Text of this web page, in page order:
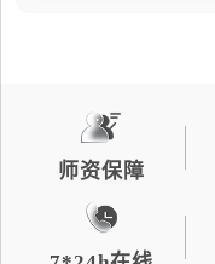
师资保障